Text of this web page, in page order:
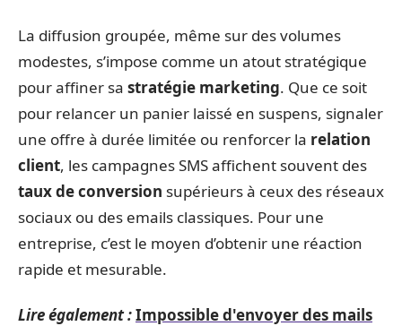
La diffusion groupée, même sur des volumes
modestes, s’impose comme un atout stratégique
pour affiner sa stratégie marketing. Que ce soit
pour relancer un panier laissé en suspens, signaler
une offre à durée limitée ou renforcer la relation
client, les campagnes SMS affichent souvent des
taux de conversion supérieurs à ceux des réseaux
sociaux ou des emails classiques. Pour une
entreprise, c’est le moyen d’obtenir une réaction
rapide et mesurable.
Lire également :Impossible d'envoyer des mails